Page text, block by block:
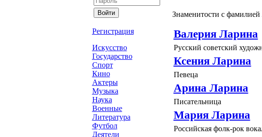
Регистрация
Искусство
Государство
Спорт
Кино
Актеры
Музыка
Наука
Военные
Литература
Футбол
Деятели
Знаменитости с
Валерия Ларина
Русский советский
Ксения Ларина
Певеца
Арина Ларина
Писательница
Мария Ларина
Российская фолк-рок